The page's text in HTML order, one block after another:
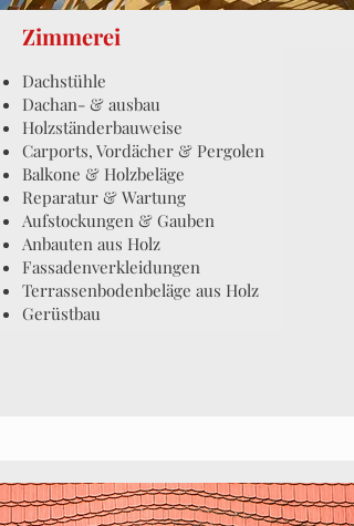
Zimmerei
Dachstühle
Dachan- & ausbau
Holzständerbauweise
Carports, Vordächer & Pergolen
Balkone & Holzbeläge
Reparatur & Wartung
Aufstockungen & Gauben
Anbauten aus Holz
Fassadenverkleidungen
Terrassenbodenbeläge aus Holz
Gerüstbau